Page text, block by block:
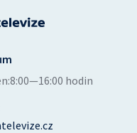
8:00—16:00 hodin